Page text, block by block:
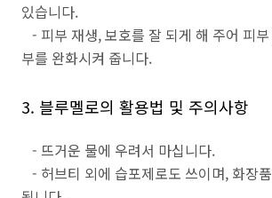
있습니다.
- 피부 재생, 보호를 잘 되게 해 주어 피
부를 완화시켜 줍니다.
3. 블루멜로의 활용법 및 주의사항
- 뜨거운 물에 우려서 마십니다.
- 허브티 외에 습포제로도 쓰이며, 화장